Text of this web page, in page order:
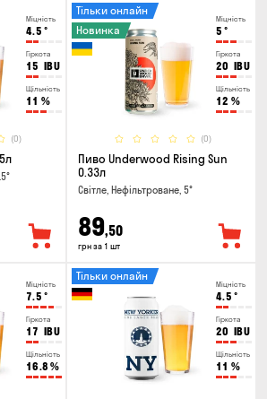
Міцність
4.5 °
Гіркота
15 IBU
Щільність
11 %
(0)
Міцність
5 °
Гіркота
20 IBU
Щільність
12 %
(0)
Тільки онлайн
Новинка
Пиво Underwood Rising Sun
0.33л
Світле, Нефільтроване, 5°
89,50
грн за 1 шт
Міцність
7.5 °
Гіркота
17 IBU
Щільність
16.8 %
Міцність
4.5 °
Гіркота
20 IBU
Щільність
11 %
Тільки онлайн